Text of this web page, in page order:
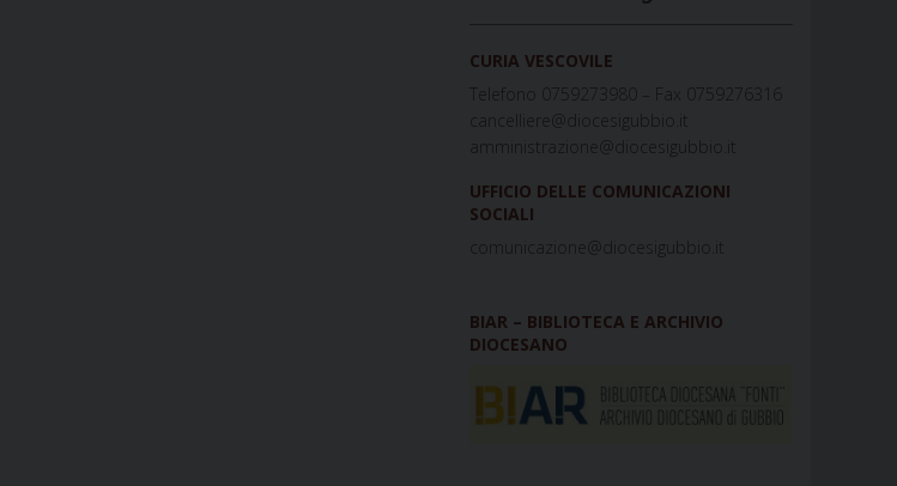
CURIA VESCOVILE
Telefono 0759273980 – Fax 0759276316
cancelliere@diocesigubbio.it
amministrazione@diocesigubbio.it
UFFICIO DELLE COMUNICAZIONI
SOCIALI
comunicazione@diocesigubbio.it
BIAR – BIBLIOTECA E ARCHIVIO
DIOCESANO